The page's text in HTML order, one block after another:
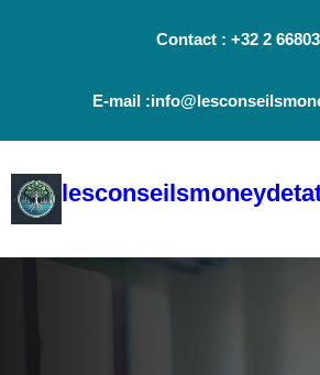
Contact : +32 2
E-mail